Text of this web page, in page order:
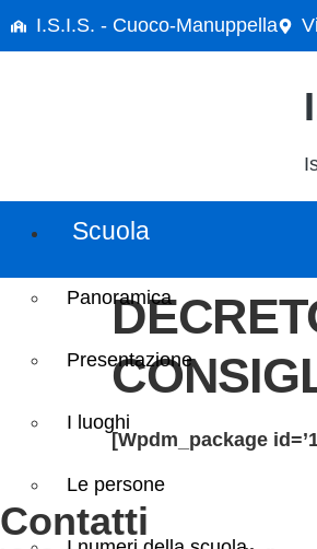
contenutoI.S.I.S. - Cuoco-Manuppella
Scuola
Panoramica
Presentazione
I luoghi
Le persone
DECRETO DI NOMINA STUDENTI ELETTI NEL
[wpdm_package
contatti